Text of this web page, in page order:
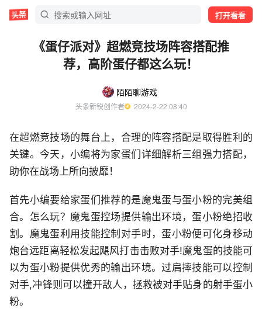
打开看看
《蛋仔派对》超燃竞技场阵容搭配推
荐，高阶蛋仔都这么玩！
陌陌聊游戏
头条新锐创作者
  2024-2-22 08:40
在超燃竞技场的舞台上，合理的阵容搭配是取得胜利的
关键。今天，小编将为家蛋们详细解析三组强力搭配，
助你在战场上所向披靡！
首先小编要给家蛋们推荐的是魔鬼蛋与蛋小粉的完美组
合。怎么玩？魔鬼蛋控场提供输出环境，蛋小粉绝招收
割。魔鬼蛋利用技能控制对手时，蛋小粉便可化身移动
炮台远距离轻松发起飓风打击击败对手!魔鬼蛋的技能可
以为蛋小粉提供优秀的输出环境。过肩摔技能可以控制
对手,冲锋则可以撞开敌人，拯救被对手贴身的射手蛋小
粉。